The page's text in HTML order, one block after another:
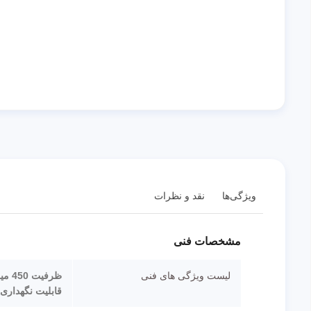
ویژگی‌ها نقد و نظرات
مشخصات فنی
لیست ویژگی های فنی
ظرفیت 450 میلی‌لیتر
قابلیت نگهداری 10 ساعت سرد و 8 ساعت